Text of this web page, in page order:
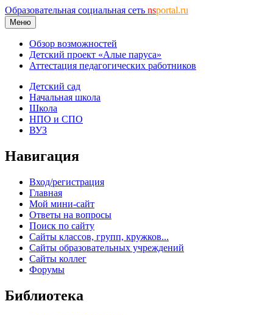
Образовательная социальная сеть nsportal.ru
Меню
Обзор возможностей
Детский проект «Алые паруса»
Аттестация педагогических работников
Детский сад
Начальная школа
Школа
НПО и СПО
ВУЗ
Навигация
Вход/регистрация
Главная
Мой мини-сайт
Ответы на вопросы
Поиск по сайту
Сайты классов, групп, кружков...
Сайты образовательных учреждений
Сайты коллег
Форумы
Библиотека